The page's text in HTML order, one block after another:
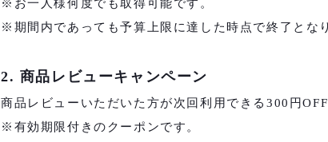
※お一人様何度でも取得可能です。
※期間内であっても予算上限に達した時点で終了とな
2. 商品レビューキャンペーン
商品レビューいただいた方が次回利用できる300円
※有効期限付きのクーポンです。